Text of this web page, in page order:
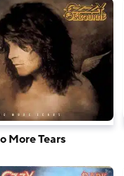
More Tears